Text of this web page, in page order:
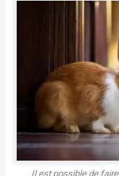
Il est possible de